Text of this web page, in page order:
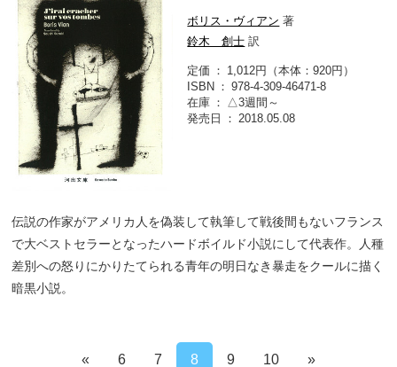
ボリス・ヴィアン 著
鈴木 創士 訳
定価
1,012円（本体：920円）
ISBN
978-4-309-46471-8
在庫
△3週間～
発売日
2018.05.08
伝説の作家がアメリカ人を偽装して執筆して戦後間もないフランス
で大ベストセラーとなったハードボイルド小説にして代表作。人種
差別への怒りにかりたてられる青年の明日なき暴走をクールに描く
暗黒小説。
« 6 7 8 9 10 »